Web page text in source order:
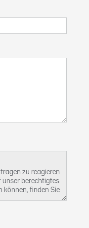
zu reagieren
unser berechtigtes
können, finden Sie